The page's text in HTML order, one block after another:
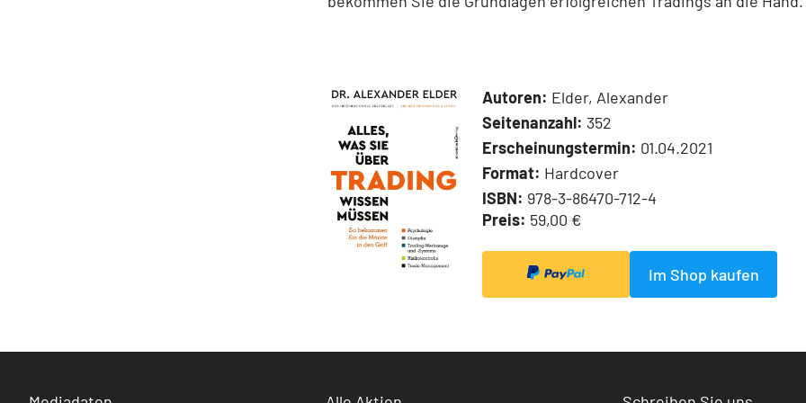
Autoren: Elder, Alexander
Seitenanzahl: 352
Erscheinungstermin: 01.04.2021
Format: Hardcover
ISBN: 978-3-86470-712-4
Preis: 59,00 €
Im Shop kaufen